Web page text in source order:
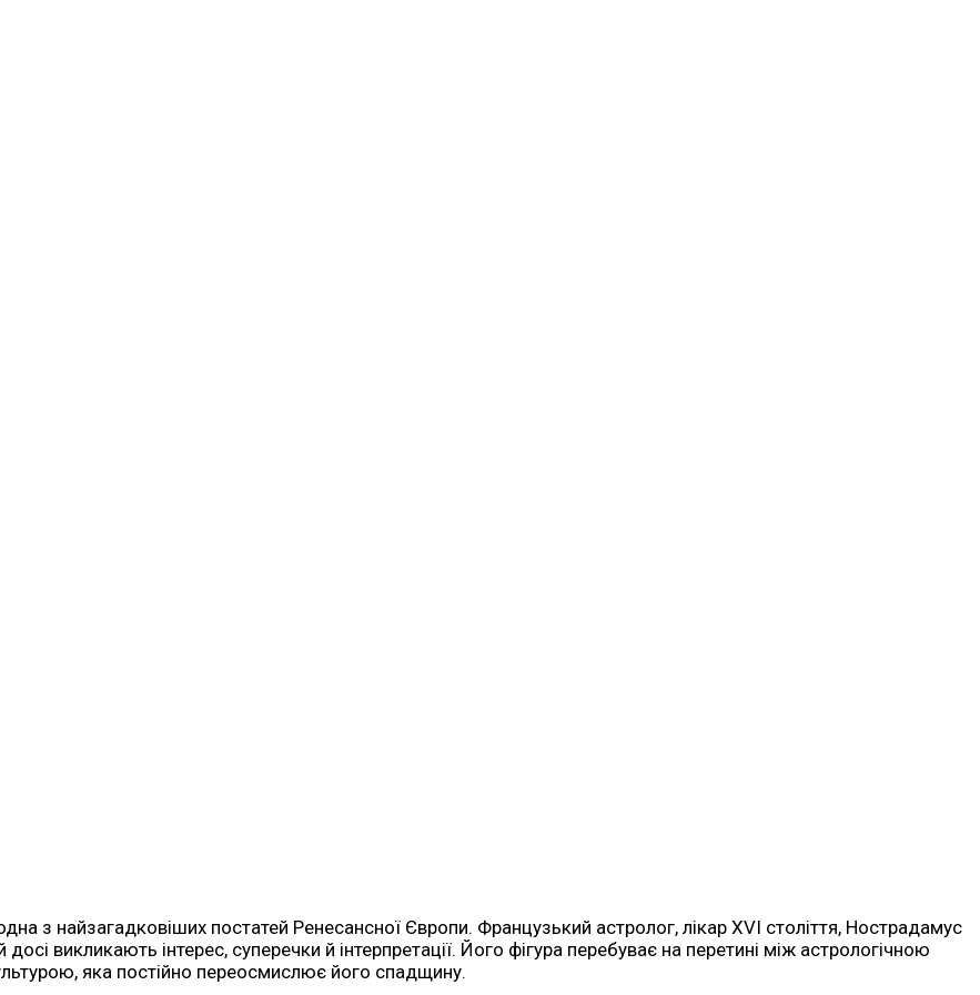
з найзагадковіших постатей Ренесансної Європи. Французький астролог, лікар XVI століття, Нострадамус
викликають інтерес, суперечки й інтерпретації. Його фігура перебуває на перетині між астрологічною
яка постійно переосмислює його спадщину.